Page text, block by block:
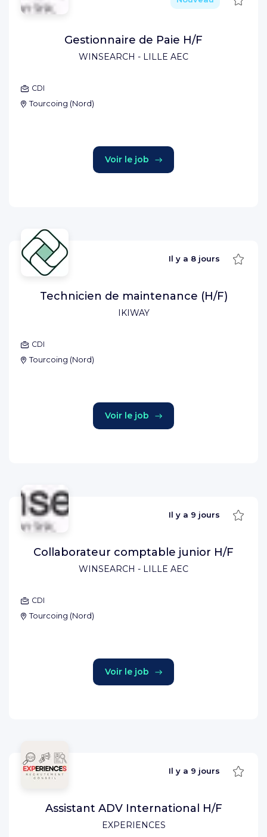
WINSEARCH - LILLE AEC
Gestionnaire de Paie H/F
CDI
Tourcoing (Nord)
Voir le job
IKIWAY
Il y a 8 jours
Technicien de maintenance (H/F)
CDI
Tourcoing (Nord)
Voir le job
WINSEARCH - LILLE AEC
Il y a 9 jours
Collaborateur comptable junior H/F
CDI
Tourcoing (Nord)
Voir le job
EXPERIENCES
Il y a 9 jours
Assistant ADV International H/F